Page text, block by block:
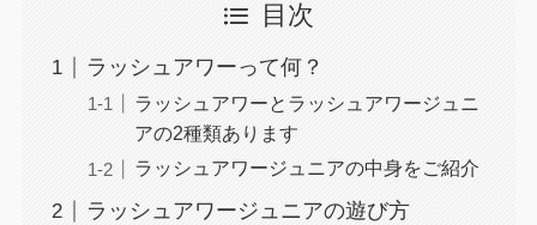
目次
ラッシュアワーって何？
ラッシュアワーとラッシュアワージュニ
アの2種類あります
ラッシュアワージュニアの中身をご紹介
ラッシュアワージュニアの遊び方